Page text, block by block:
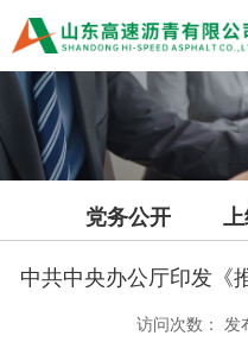
党务公开
中共中央办公厅印发《
访问次数： 发